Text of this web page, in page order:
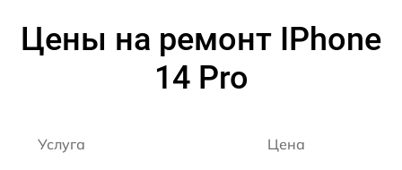
Цены на ремонт IPhone
14 Pro
Услуга Цена